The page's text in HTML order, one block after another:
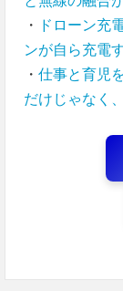
・ ドローン充
ンが自ら充電
・ 仕事と育児
だけじゃなく